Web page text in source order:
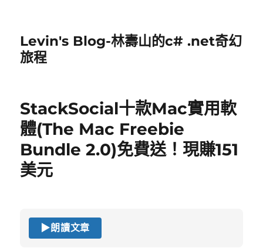
Levin's Blog-林壽山的c# .net奇幻
旅程
StackSocial十款Mac實用軟
體(The Mac Freebie
Bundle 2.0)免費送！現賺151
美元
▶朗讀文章